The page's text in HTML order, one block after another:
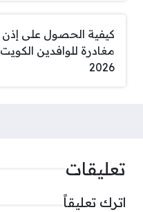
كيفية الحصول على إذن
مغادرة للوافدين الكويت
2026
تعليقات
اترك تعليقاً